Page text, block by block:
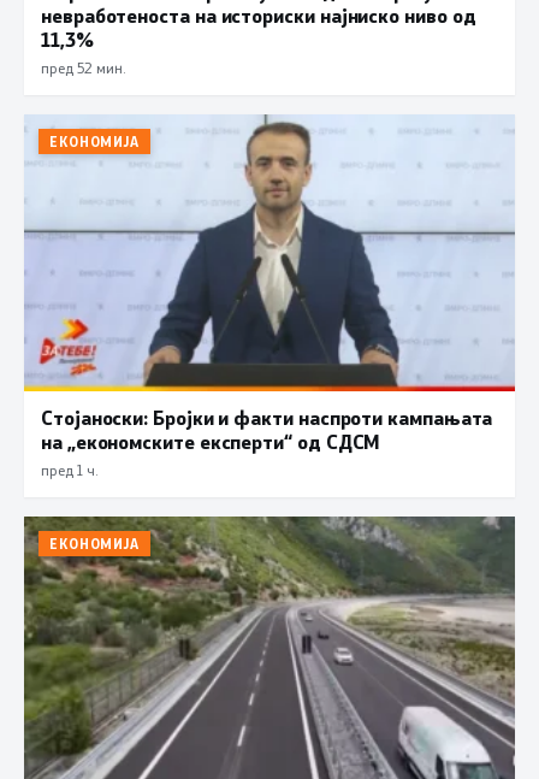
невработеноста на историски најниско ниво од
11,3%
пред 52 мин.
ЕКОНОМИЈА
Стојаноски: Бројки и факти наспроти кампањата
на „економските експерти“ од СДСM
пред 1 ч.
ЕКОНОМИЈА